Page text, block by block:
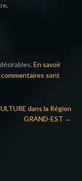
En savoir
sont
dans la Région
GRAND-EST →